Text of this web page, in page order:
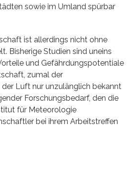
sowie im Umland spürbar
ist allerdings nicht ohne
Bisherige Studien sind uneins
und Gefährdungspotentiale
zumal der
Luft nur unzulänglich bekannt
Forschungsbedarf, den die
für Meteorologie
bei ihrem Arbeitstreffen